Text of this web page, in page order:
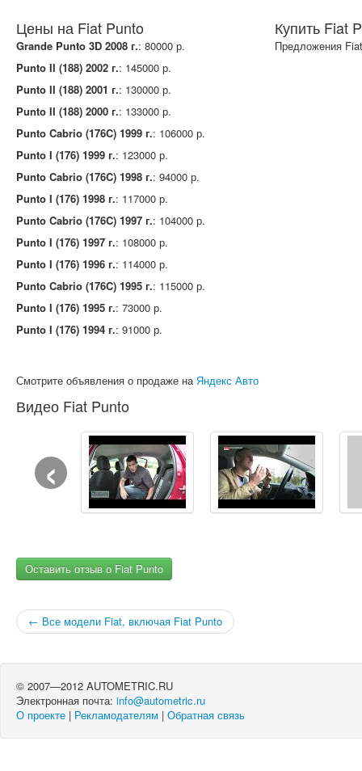
Цены на Fiat Punto
Grande Punto 3D 2008 г.: 80000 р.
Punto II (188) 2002 г.: 145000 р.
Punto II (188) 2001 г.: 130000 р.
Punto II (188) 2000 г.: 133000 р.
Punto Cabrio (176C) 1999 г.: 106000 р.
Punto I (176) 1999 г.: 123000 р.
Punto Cabrio (176C) 1998 г.: 94000 р.
Punto I (176) 1998 г.: 117000 р.
Punto Cabrio (176C) 1997 г.: 104000 р.
Punto I (176) 1997 г.: 108000 р.
Punto I (176) 1996 г.: 114000 р.
Punto Cabrio (176C) 1995 г.: 115000 р.
Punto I (176) 1995 г.: 73000 р.
Punto I (176) 1994 г.: 91000 р.
Смотрите объявления о продаже наЯндекс Авто
Купить Fiat
Предложения
Видео Fiat Punto
‹
Оставить отзыв о Fiat Punto
← Все модели Fiat, включая Fiat Punto
© 2007—2012 AUTOMETRIC.RU
Электронная почта: info@autometric.ru
О проекте | Рекламодателям | Обратная связь